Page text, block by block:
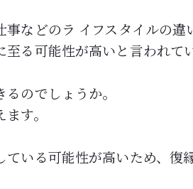
などのラ イフスタイルの違
る可能性が高いと言われてい
のでしょうか。
す。
いる可能性が高いため、復